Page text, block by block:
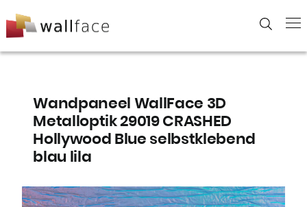
to
Wandpaneel WallFace 3D
Metalloptik 29019 CRASHED
Hollywood Blue selbstklebend
blau lila